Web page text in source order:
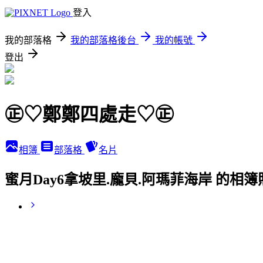
登入
我的部落格 我的部落格後台
我的帳號
登出
㊣♡鄭鄭四處走♡㊣
相簿 部落格 名片
蜜月Day6拿坡里.龐貝.阿瑪菲海岸 的相簿